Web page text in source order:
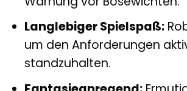
Langlebiger Spielspaß:
um den Anforderungen
standzuhalten.